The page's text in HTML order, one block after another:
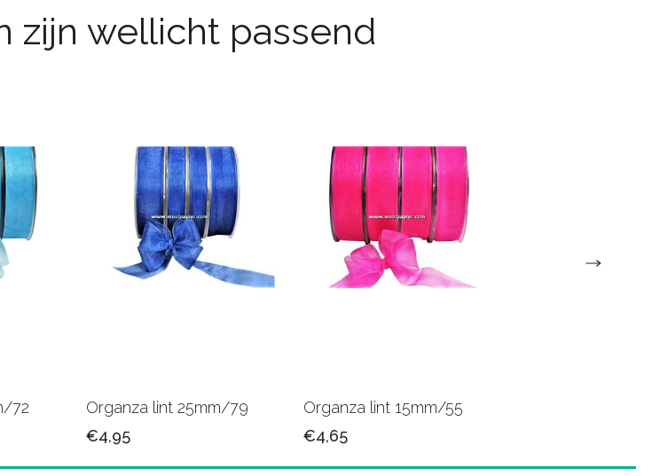
zijn wellicht passend
72
Organza lint 25mm/79
€4,95
Organza lint 15mm/55
€4,65